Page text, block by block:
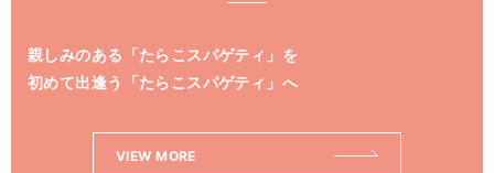
親しみのある「たらこスパゲティ」を
初めて出逢う「たらこスパゲティ」へ
VIEW MORE